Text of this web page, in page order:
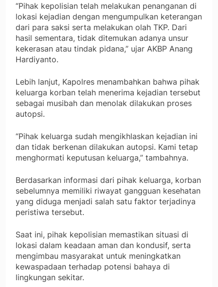
“Pihak kepolisian telah melakukan penanganan di
lokasi kejadian dengan mengumpulkan keterangan
dari para saksi serta melakukan olah TKP. Dari
hasil sementara, tidak ditemukan adanya unsur
kekerasan atau tindak pidana,” ujar AKBP Anang
Hardiyanto.
Lebih lanjut, Kapolres menambahkan bahwa pihak
keluarga korban telah menerima kejadian tersebut
sebagai musibah dan menolak dilakukan proses
autopsi.
“Pihak keluarga sudah mengikhlaskan kejadian ini
dan tidak berkenan dilakukan autopsi. Kami tetap
menghormati keputusan keluarga,” tambahnya.
Berdasarkan informasi dari pihak keluarga, korban
sebelumnya memiliki riwayat gangguan kesehatan
yang diduga menjadi salah satu faktor terjadinya
peristiwa tersebut.
Saat ini, pihak kepolisian memastikan situasi di
lokasi dalam keadaan aman dan kondusif, serta
mengimbau masyarakat untuk meningkatkan
kewaspadaan terhadap potensi bahaya di
lingkungan sekitar.